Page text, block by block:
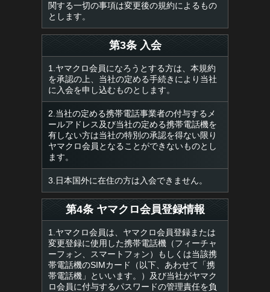
関する一切の事項は変更後の規約によるもの
とします。
第3条 入会
1.ヤマクロ会員になろうとする方は、本規約
を承認の上、当社の定める手続きにより当社
に入会を申し込むものとします。
2.当社の定める携帯電話事業者の付与するメ
ールアドレス及び当社の定める携帯電話機を
有しない方は当社の特別の承認を得ない限り
ヤマクロ会員となることができないものとし
ます。
3.日本国外に在住の方は入会できません。
第4条 ヤマクロ会員登録情報
1.ヤマクロ会員は、ヤマクロ会員登録または
変更登録に使用した携帯電話機（フィーチャ
ーフォン、スマートフォン）もしくは当該携
帯電話機のSIMカード（以下、あわせて「携
帯電話機」といいます。）及び当社がヤマク
ロ会員に付与するパスワードの管理責任を負